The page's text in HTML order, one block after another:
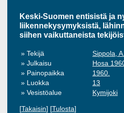
Keski-Suomen entisistä ja
liikennekysymyksistä,
siihen vaikuttaneista
Tekijä
Sippola, A.
Julkaisu
Hosa
Painopaikka
1960.
Luokka
13
Vesistöalue
Kymijoki
[Takaisin] [Tulosta]